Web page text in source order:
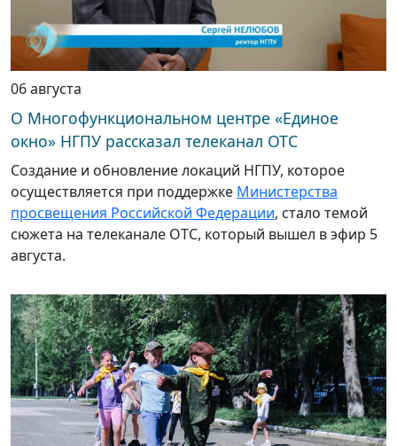
06 августа
О Многофункциональном центре «Единое
окно» НГПУ рассказал телеканал ОТС
Создание и обновление локаций НГПУ, которое
осуществляется при поддержке Министерства
просвещения Российской Федерации, стало темой
сюжета на телеканале ОТС, который вышел в эфир 5
августа.